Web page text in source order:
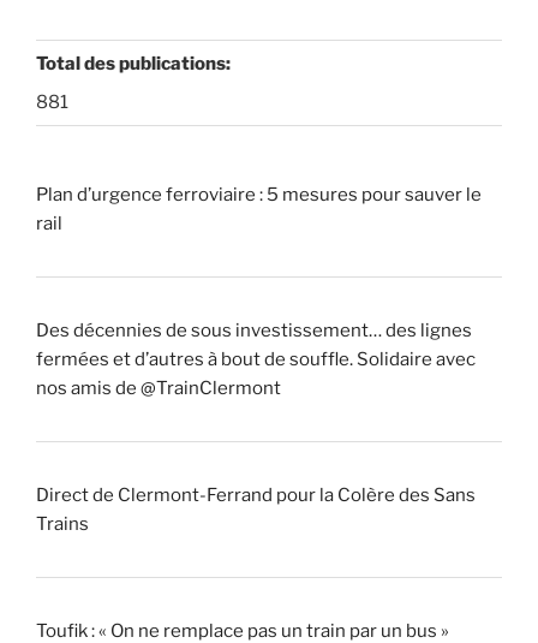
Total des publications:
881
Plan d’urgence ferroviaire : 5 mesures pour sauver le
rail
Des décennies de sous investissement… des lignes
fermées et d’autres à bout de souffle. Solidaire avec
nos amis de @TrainClermont
Direct de Clermont-Ferrand pour la Colère des Sans
Trains
Toufik : « On ne remplace pas un train par un bus »